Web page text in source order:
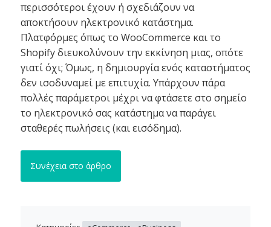
περισσότεροι έχουν ή σχεδιάζουν να
αποκτήσουν ηλεκτρονικό κατάστημα.
Πλατφόρμες όπως το WooCommerce και το
Shopify διευκολύνουν την εκκίνηση μιας, οπότε
γιατί όχι; Όμως, η δημιουργία ενός καταστήματος
δεν ισοδυναμεί με επιτυχία. Υπάρχουν πάρα
πολλές παράμετροι μέχρι να φτάσετε στο σημείο
το ηλεκτρονικό σας κατάστημα να παράγει
σταθερές πωλήσεις (και εισόδημα).
Συνέχεια στο άρθρο